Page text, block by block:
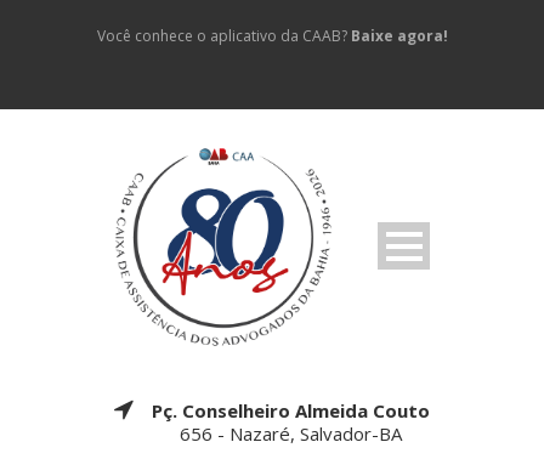
Você conhece o aplicativo da CAAB? Baixe agora!
Pç. Conselheiro Almeida Couto
656 - Nazaré, Salvador-BA